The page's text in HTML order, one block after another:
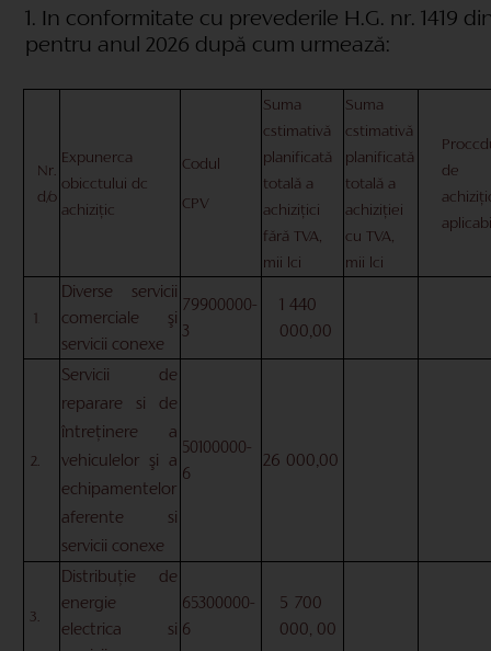
1. In conformitate cu prevederile H.G. nr. 1419
pentru anul 2026 după cum urmează:
Nr.
d/o
Expunerca
obicctului dc
achiziţic
Codul
CPV
Suma
cstimativă
planificată
totală a
achiziţici
fără TVA,
mii lci
Suma
cstimativă
planificată
totală a
achiziţiei
cu TVA,
mii lci
de
Diverse servicii
comerciale şi
servicii conexe
79900000-
3
1 440
000,00
2.
Servicii de
reparare si de
întreţinere a
vehiculelor şi a
echipamentelor
aferente si
servicii conexe
50100000-
6
26 000,00
3.
Distribuţie de
energie
electrica si
65300000-
6
5 700
000, 00